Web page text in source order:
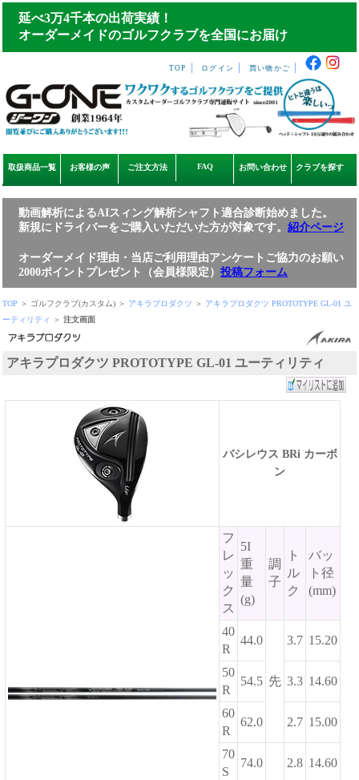
延べ3万4千本の出荷実績！
オーダーメイドのゴルフクラブを全国にお届け
TOP ログイン 買い物かご
取扱商品一覧 お客様の声 ご注文方法 FAQ お問い合わせ クラブを探す
動画解析によるAIスィング解析シャフト適合診断始めました。
新規にドライバーをご購入いただいた方が対象です。 紹介ページ
オーダーメイド理由・当店ご利用理由アンケートご協力のお願い
2000ポイントプレゼント（会員様限定） 投稿フォーム
TOP ＞ ゴルフクラブ(カスタム) ＞ アキラプロダクツ ＞ アキラプロダクツ PROTOTYPE GL-01 ユ
ーティリティ
＞ 注文画面
アキラプロダクツ PROTOTYPE GL-01 ユーティリティ
バシレウス BRi カーボ
ン
フ
レ
ッ
ク
ス
5I
重
量
(g)
調
子
ト
ル
ク
バッ
ト径
(mm)
40
R
44.0
先
3.7 15.20
50
R
54.5 3.3 14.60
60
R
62.0 2.7 15.00
70
S
74.0 2.8 14.60